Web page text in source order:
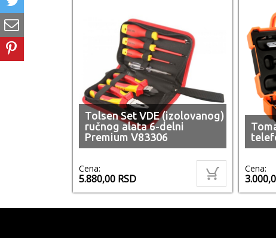
Tolsen Set VDE (izolovanog)
ručnog alata 6-delni
Premium V83306
Cena:
5.880,00 RSD
Cena: